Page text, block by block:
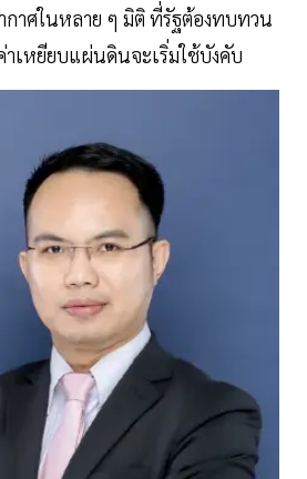
กาศในหลาย ๆ มิติ ที่รัฐต้องทบทวน
าเหยียบแผ่นดินจะเริ่มใช้บังคับ